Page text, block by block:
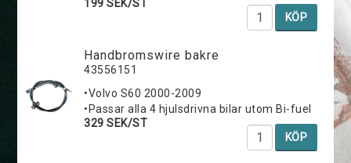
199 SEK/ST
KÖP
Handbromswire bakre
43556151
•Volvo S60 2000-2009
•Passar alla 4 hjulsdrivna bilar utom Bi-fuel
329 SEK/ST
KÖP